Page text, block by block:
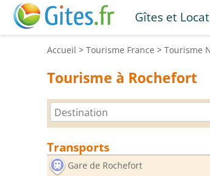
Gîtes et
Accueil > Tourisme France > Tourisme
Tourisme à Rochefort
Transports
Gare de Rochefort